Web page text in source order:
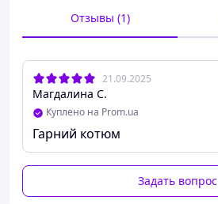
Отзывы (1)
21.09.2025
Магдалина С.
Куплено на Prom.ua
Гарний котюм
Задать вопрос